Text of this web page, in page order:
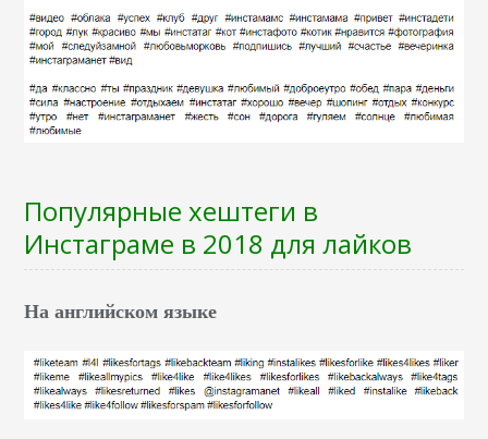
Популярные хештеги в
Инстаграме в 2018 для лайков
На английском языке